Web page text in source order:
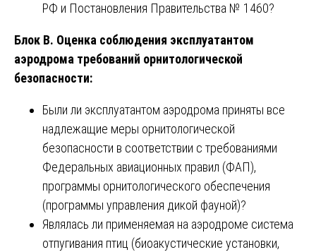
РФ и Постановления Правительства № 1460?
Блок В. Оценка соблюдения эксплуатантом
аэродрома требований орнитологической
безопасности:
Были ли эксплуатантом аэродрома приняты все
надлежащие меры орнитологической
безопасности в соответствии с требованиями
Федеральных авиационных правил (ФАП),
программы орнитологического обеспечения
(программы управления дикой фауной)?
Являлась ли применяемая на аэродроме система
отпугивания птиц (биоакустические установки,